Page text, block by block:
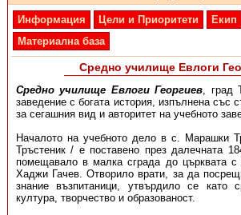
Информация Цели и Приоритети
Екип
Материална база
Средно училище Евлоги
Средно училище Евлоги Георгиев, град
заведение с богата история, изпълнена със
за сегашния вид и авторитет на учебното
Началото на учебното дело в с. Марашки
Тръстеник / е поставено през далечната
помещавало в малка сграда до църквата с
Хаджи Гачев. Отворило врати, за да
знание възпитаници, утвърдило се като
култура, творчество и образованост.